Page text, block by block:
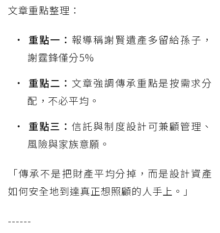
文章重點整理：
重點一： 報導稱謝賢遺產多留給孫子，
謝霆鋒僅分5%
重點二： 文章強調傳承重點是按需求分
配，不必平均。
重點三：信託與制度設計可兼顧管理、
風險與家族意願。
「傳承不是把財產平均分掉，而是設計資產
如何安全地到達真正想照顧的人手上。」
------